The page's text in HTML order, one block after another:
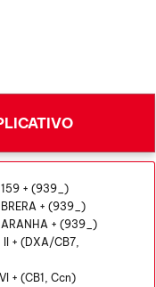
159 + (939_)
+ (939_)
ARANHA + (939_)
II + (DXA/CB7,
+ (CB1, Ccn)